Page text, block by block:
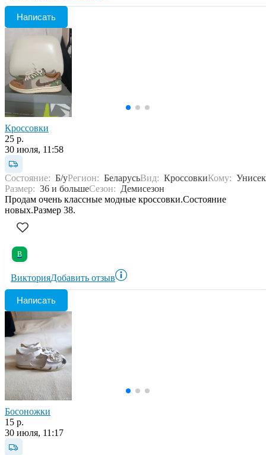
Написать
Кроссовки
25 р.
30 июля, 11:58
Состояние: Б/уРегион: БеларусьВид: КроссовкиКому:
Размер: 36 и большеСезон: Демисезон
Продам очень классные модные кроссовки.Состояние
новых.Размер 38.
В
ВикторияДобавить отзыв
Написать
Босоножки
15 р.
30 июля, 11:17